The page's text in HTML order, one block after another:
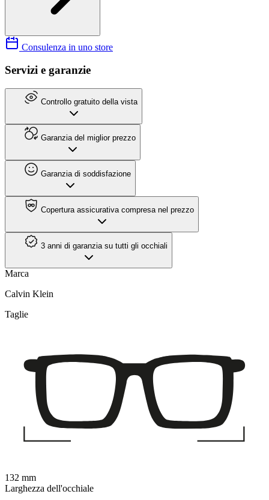
Consulenza in uno store
Servizi e garanzie
Controllo gratuito della vista
Garanzia del miglior prezzo
Garanzia di soddisfazione
Copertura assicurativa compresa nel prezzo
3 anni di garanzia su tutti gli occhiali
Marca
Calvin Klein
Taglie
132 mm
Larghezza dell'occhiale